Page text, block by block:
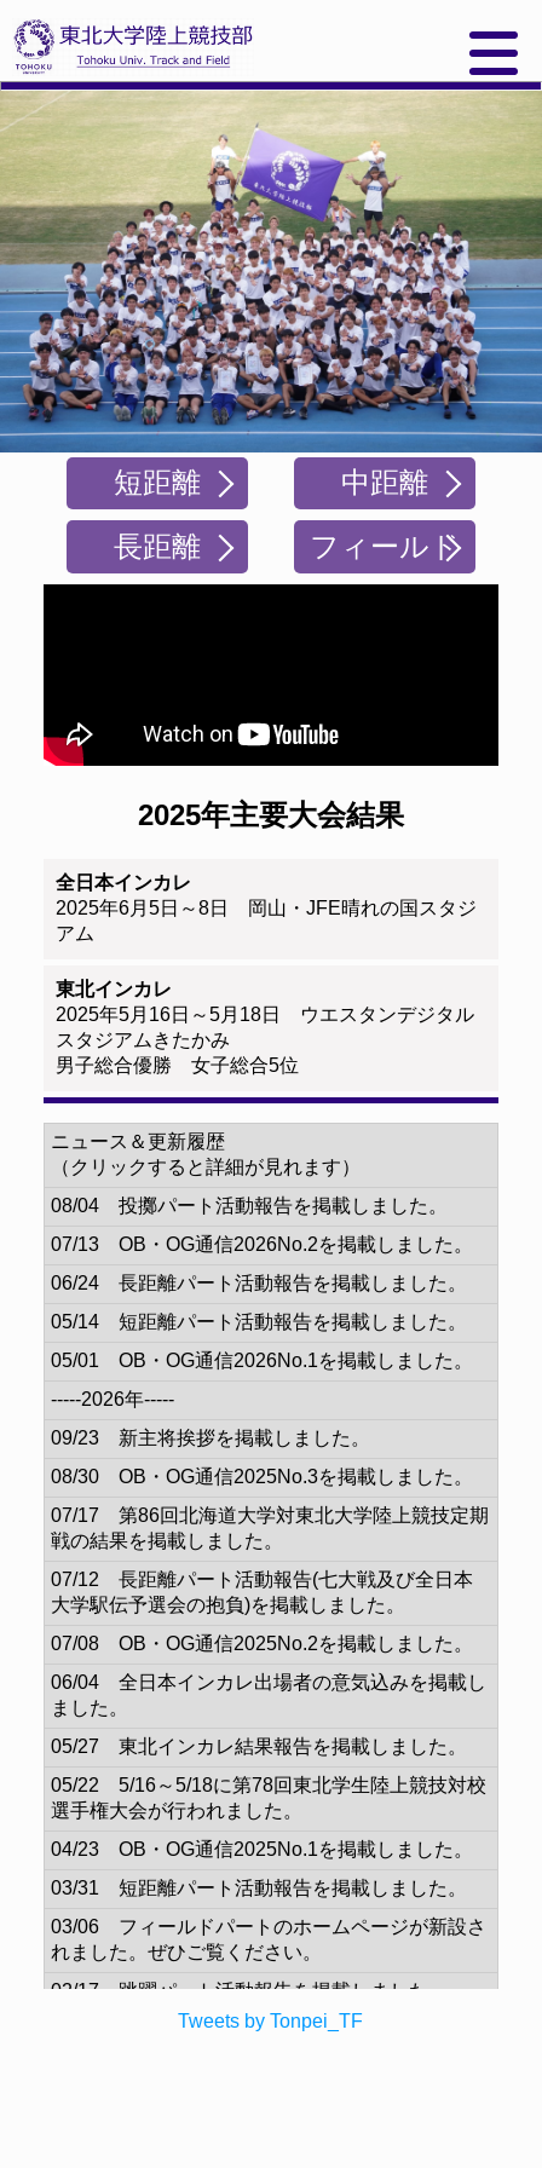
短距離
中距離
長距離
フィールド
2025年主要大会結果
全日本インカレ
2025年6月5日～8日 岡山・JFE晴れの国スタジ
アム
東北インカレ
2025年5月16日～5月18日 ウエスタンデジタル
スタジアムきたかみ
男子総合優勝 女子総合5位
ニュース＆更新履歴
（クリックすると詳細が見れます）
08/04 投擲パート活動報告を掲載しました。
07/13 OB・OG通信2026No.2を掲載しました。
06/24 長距離パート活動報告を掲載しました。
05/14 短距離パート活動報告を掲載しました。
05/01 OB・OG通信2026No.1を掲載しました。
-----2026年-----
09/23 新主将挨拶を掲載しました。
08/30 OB・OG通信2025No.3を掲載しました。
07/17 第86回北海道大学対東北大学陸上競技定期
戦の結果を掲載しました。
07/12 長距離パート活動報告(七大戦及び全日本
大学駅伝予選会の抱負)を掲載しました。
07/08 OB・OG通信2025No.2を掲載しました。
06/04 全日本インカレ出場者の意気込みを掲載し
ました。
05/27 東北インカレ結果報告を掲載しました。
05/22 5/16～5/18に第78回東北学生陸上競技対校
選手権大会が行われました。
04/23 OB・OG通信2025No.1を掲載しました。
03/31 短距離パート活動報告を掲載しました。
03/06 フィールドパートのホームページが新設さ
れました。ぜひご覧ください。
02/17 跳躍パート活動報告を掲載しました。
01/13 評定河原グラウンドの雪かきを行いまし
Tweets by Tonpei_TF